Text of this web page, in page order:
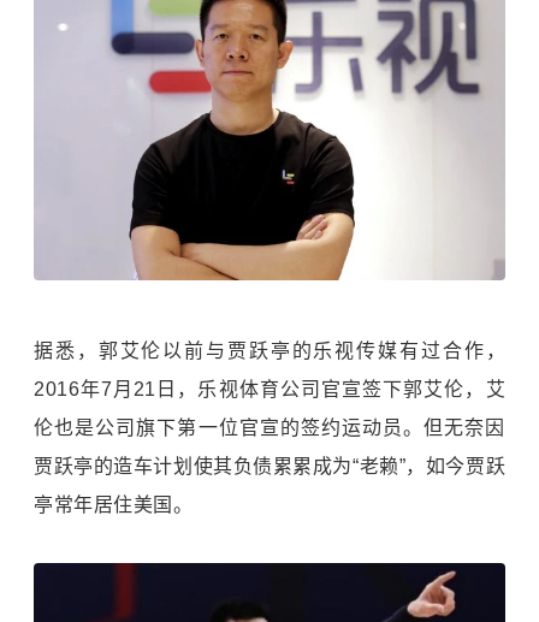
据悉，郭艾伦以前与贾跃亭的乐视传媒有过合作，
2016年7月21日，乐视体育公司官宣签下郭艾伦，艾
伦也是公司旗下第一位官宣的签约运动员。但无奈因
贾跃亭的造车计划使其负债累累成为“老赖”，如今贾跃
亭常年居住美国。